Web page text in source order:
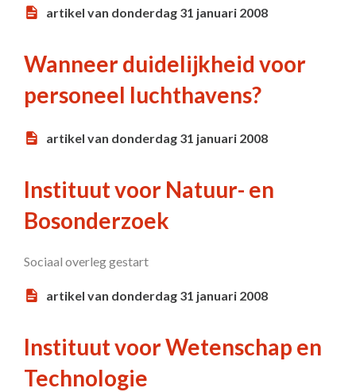
artikel van donderdag 31 januari 2008
Wanneer duidelijkheid voor
personeel luchthavens?
artikel van donderdag 31 januari 2008
Instituut voor Natuur- en
Bosonderzoek
Sociaal overleg gestart
artikel van donderdag 31 januari 2008
Instituut voor Wetenschap en
Technologie